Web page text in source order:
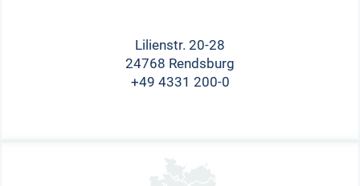
Lilienstr. 20-28
24768 Rendsburg
+49 4331 200-0